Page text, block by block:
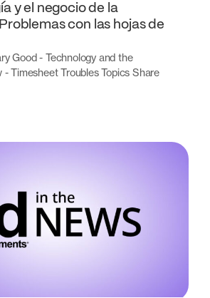
y el negocio de la
con las hojas de
Good - Technology and the
- Timesheet Troubles Topics Share